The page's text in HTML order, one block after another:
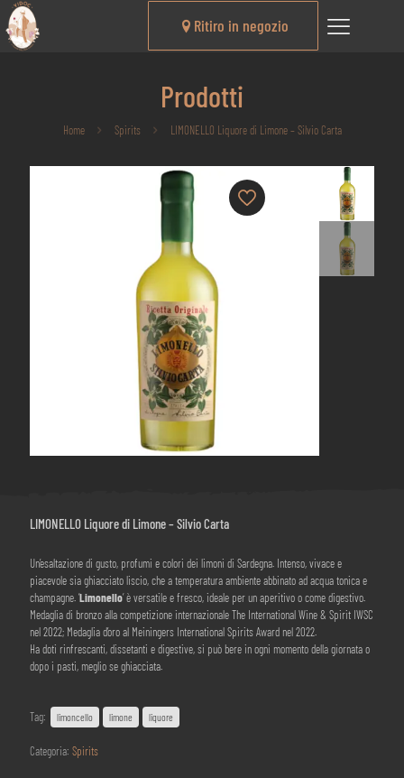
Ritiro in negozio
Prodotti
Home Spirits LIMONELLO Liquore di Limone – Silvio Carta
LIMONELLO Liquore di Limone – Silvio Carta
Un’esaltazione di gusto, profumi e colori dei limoni di Sardegna. Intenso, vivace e
piacevole sia ghiacciato liscio, che a temperatura ambiente abbinato ad acqua tonica e
champagne. ‘Limonello‘ è versatile e fresco, ideale per un aperitivo o come digestivo.
Medaglia di bronzo alla competizione internazionale The International Wine & Spirit IWSC
nel 2022; Medaglia d’oro al Meiningers International Spirits Award nel 2022.
Ha doti rinfrescanti, dissetanti e digestive, si può bere in ogni momento della giornata o
dopo i pasti, meglio se ghiacciata.
Tag: limoncello limone liquore
Categoria: Spirits